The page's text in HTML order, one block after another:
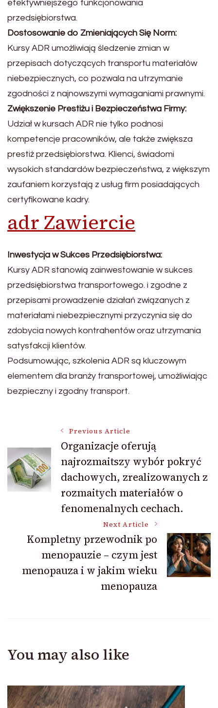
efektywniejszego funkcjonowania
przedsiębiorstwa.
Dostosowanie do Zmieniających Się Norm:
Kursy ADR umożliwiają śledzenie zmian w
przepisach dotyczących transportu materiałów
niebezpiecznych, co pozwala na utrzymanie
zgodności z najnowszymi wymaganiami prawnymi.
Zwiększenie Prestiżu i Bezpieczeństwa Firmy:
Udział w kursach ADR nie tylko podnosi
kompetencje pracowników, ale także zwiększa
prestiż przedsiębiorstwa. Klienci, świadomi
wysokich standardów bezpieczeństwa, z większym
zaufaniem korzystają z usług firm posiadających
certyfikowane kadry.
adr Zawiercie
Inwestycja w Sukces Przedsiębiorstwa:
Kursy ADR stanowią zainwestowanie w sukces
przedsiębiorstwa transportowego. i zgodne z
przepisami prowadzenie działań związanych z
materiałami niebezpiecznymi przyczynia się do
zdobycia nowych kontrahentów oraz utrzymania
satysfakcji klientów.
Podsumowując, szkolenia ADR są kluczowym
elementem dla branży transportowej, umożliwiając
bezpieczny i zgodny transport.
Navigation
Previous Article
Organizacje oferują
najrozmaitszy wybór pokryć
dachowych, zrealizowanych z
rozmaitych materiałów o
fenomenalnych cechach.
Next Article
Kompletny przewodnik po
menopauzie – czym jest
menopauza i w jakim wieku
menopauza
You may also like